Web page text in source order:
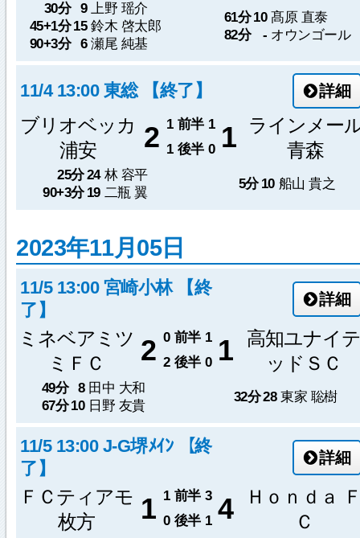
30分
9 上野 瑶介
45+1分 15 鈴木 啓太郎
90+3分
6 瀬尾 純基
61分 10 髙原 直泰
82分
- オウンゴール
11/4 13:00 東総 【終了】 詳細
ブリオベッカ
浦安
2 1 前半 1 1
ラインメー
青森
1 後半 0
25分24 林 容平
90+3分 19 二瓶 翼
5分 10 船山 貴之
2023年11月05日
11/5 13:00 宮崎小林 【終
了】
詳細
ミネベアミツ
ミＦＣ
2 0 前半 1 1
高知ユナイテ
ッドＳＣ
2 後半 0
49分
8 田中 大和
67分 10 日野 友貴
32分28 東家 聡樹
11/5 13:00 J-G堺ﾒｲﾝ 【終
了】
詳細
ＦＣティアモ
枚方
1 1 前半 3 4
Ｈｏｎｄａ
Ｃ
0 後半 1